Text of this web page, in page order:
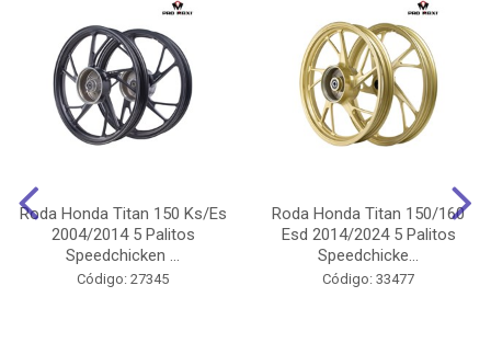
Roda Honda Titan 150 Ks/Es
2004/2014 5 Palitos
Speedchicken ...
Código: 27345
Roda Honda Titan 150/160
Esd 2014/2024 5 Palitos
Speedchicke...
Código: 33477